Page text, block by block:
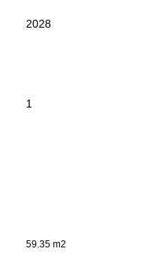
2028
1
59.35 m2